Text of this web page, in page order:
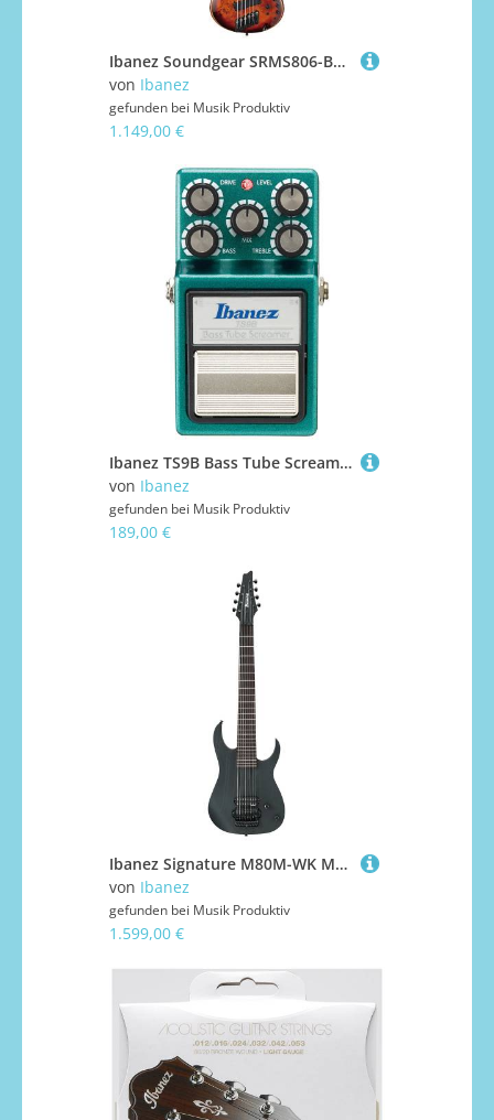
Ibanez Soundgear SRMS806-BTT E-Bass
von Ibanez
gefunden bei Musik Produktiv
1.149,00 €
Ibanez TS9B Bass Tube Screamer Effektgerät E-Bass
von Ibanez
gefunden bei Musik Produktiv
189,00 €
Ibanez Signature M80M-WK Meshuggah E-Gitarre
von Ibanez
gefunden bei Musik Produktiv
1.599,00 €